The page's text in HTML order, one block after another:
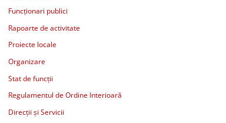
Funcționari publici
Rapoarte de activitate
Proiecte locale
Organizare
Stat de funcții
Regulamentul de Ordine Interioară
Direcții și Servicii